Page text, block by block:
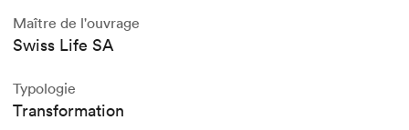
Maître de l'ouvrage
Swiss Life SA
Typologie
Transformation